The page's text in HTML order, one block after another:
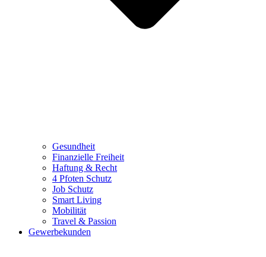
Gesundheit
Finanzielle Freiheit
Haftung & Recht
4 Pfoten Schutz
Job Schutz
Smart Living
Mobilität
Travel & Passion
Gewerbekunden